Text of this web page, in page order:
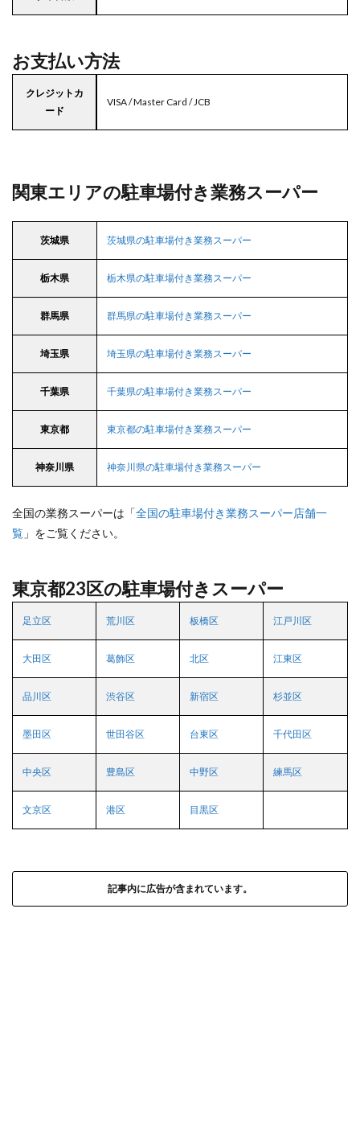
お支払い方法
クレジットカ
ード
VISA / Master Card / JCB
関東エリアの駐車場付き業務スーパー
茨城県 茨城県の駐車場付き業務スーパー
栃木県 栃木県の駐車場付き業務スーパー
群馬県 群馬県の駐車場付き業務スーパー
埼玉県 埼玉県の駐車場付き業務スーパー
千葉県 千葉県の駐車場付き業務スーパー
東京都 東京都の駐車場付き業務スーパー
神奈川県 神奈川県の駐車場付き業務スーパー
全国の業務スーパーは「全国の駐車場付き業務スーパー店舗一
覧 」をご覧ください。
東京都23区の駐車場付きスーパー
足立区 荒川区 板橋区 江戸川区
大田区 葛飾区 北区 江東区
品川区 渋谷区 新宿区 杉並区
墨田区 世田谷区 台東区 千代田区
中央区 豊島区 中野区 練馬区
文京区 港区 目黒区
記事内に広告が含まれています。